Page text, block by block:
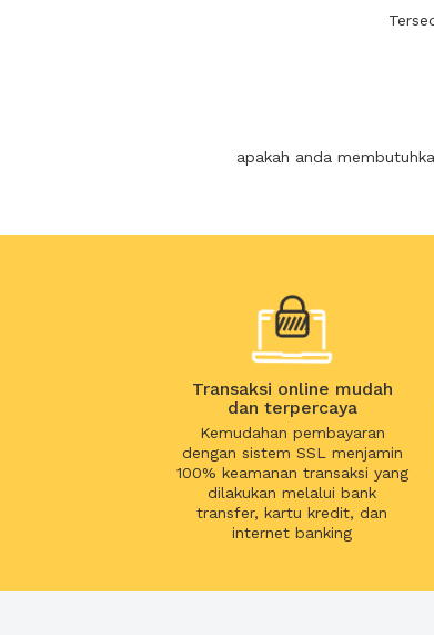
apakah anda
Transaksi online mudah
dan terpercaya
Kemudahan pembayaran
dengan sistem SSL menjamin
100% keamanan transaksi yang
dilakukan melalui bank
transfer, kartu kredit, dan
internet banking